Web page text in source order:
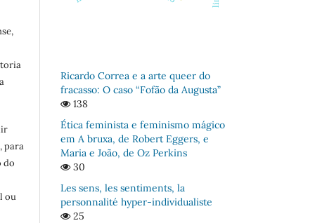
para
do
ou
Ricardo Correa e a arte queer do
fracasso: O caso “Fofão da Augusta”
138
Ética feminista e feminismo mágico
em A bruxa, de Robert Eggers, e
Maria e João, de Oz Perkins
30
Les sens, les sentiments, la
personnalité hyper-individualiste
25